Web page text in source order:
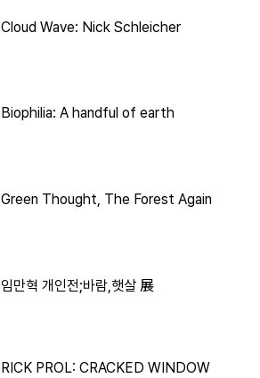
Cloud Wave: Nick Schleicher
Biophilia: A handful of earth
Green Thought, The Forest Again
임만혁 개인전;바람,햇살 展
RICK PROL: CRACKED WINDOW